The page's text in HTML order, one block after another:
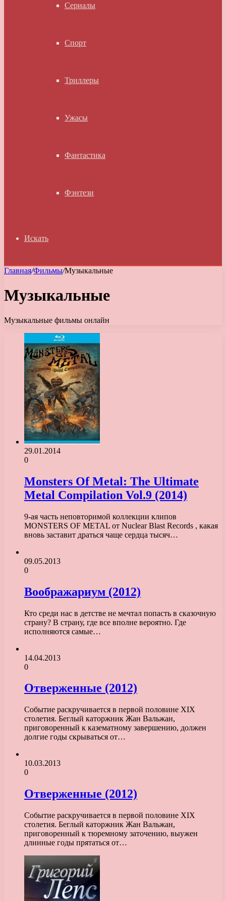
Сериалы
Спорт
Триллеры
Ужасы
Фантастика
Фэнтези
Искать
Главная/Фильмы/Музыкальные
Музыкальные
Музыкальные фильмы онлайн
29.01.2014
0
Monsters Of Metal: The Ultimate
Metal Compilation Vol.9 (2014)
9-ая часть неповторимой коллекции клипов
MONSTERS OF METAL от Nuclear Blast Records , какая
вновь заставит драться чаще сердца тысяч…
09.05.2013
0
Воображариум (2012)
Кто среди нас в детстве не мечтал попасть в сказочную
страну? В страну, где все вполне вероятно. Где
исполняются самые…
14.04.2013
0
Отверженные (2012)
Событие раскручивается в первой половине XIX
столетия. Беглый каторжник Жан Вальжан,
приговоренный к казематному завершению, должен
долгие годы скрываться от…
10.03.2013
0
Отверженные (2012)
Событие раскручивается в первой половине XIX
столетия. Беглый каторжник Жан Вальжан,
приговоренный к тюремному заточению, выужен
длинные годы прятаться от…